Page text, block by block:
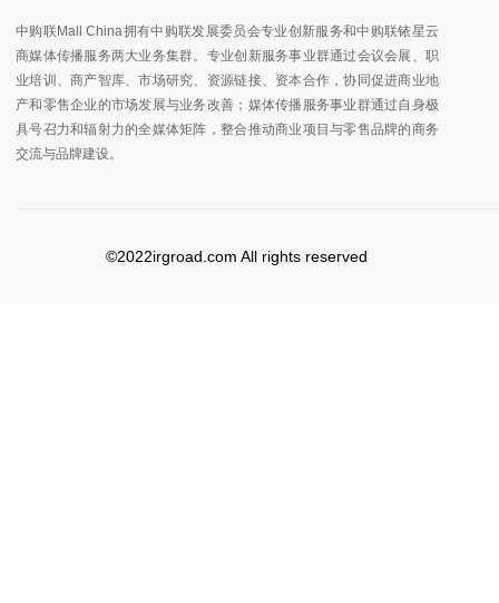
中购联Mall China拥有中购联发展委员会专业创新服务和中购联铱星云
商媒体传播服务两大业务集群。专业创新服务事业群通过会议会展、职
业培训、商产智库、市场研究、资源链接、资本合作，协同促进商业地
产和零售企业的市场发展与业务改善；媒体传播服务事业群通过自身极
具号召力和辐射力的全媒体矩阵，整合推动商业项目与零售品牌的商务
交流与品牌建设。
©2022irgroad.com All rights reserved